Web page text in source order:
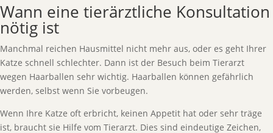
Wann eine tierärztliche Konsultation
nötig ist
Manchmal reichen Hausmittel nicht mehr aus, oder es geht Ihrer
Katze schnell schlechter. Dann ist der Besuch beim Tierarzt
wegen Haarballen sehr wichtig. Haarballen können gefährlich
werden, selbst wenn Sie vorbeugen.
Wenn Ihre Katze oft erbricht, keinen Appetit hat oder sehr träge
ist, braucht sie Hilfe vom Tierarzt. Dies sind eindeutige Zeichen,